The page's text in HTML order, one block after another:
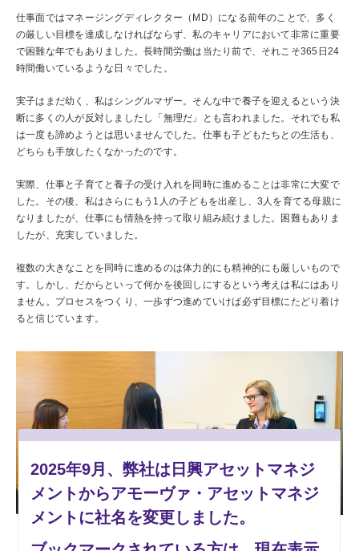
仕事面ではマネージングディレクター（MD）になる前年のことで、多く
の厳しい目標を達成しなければならず、私のキャリアにおいて非常に重要
で困難な年でもありました。長時間労働は当たり前で、それこそ365日24
時間働いているような日々でした。
実子はまだ幼く、私はシングルマザー。そんな中で養子を迎えるという決
断に多くの人が反対しましたし「無理だ」とも言われました。それでも私
は一度も諦めようとは思いませんでした。仕事も子どもたちとの生活も、
どちらも手放したくなかったのです。
実際、仕事と子育てと養子の受け入れを同時に進めることは非常に大変で
した。その後、私はさらにもう1人の子どもを出産し、3人を育てる母親に
なりましたが、仕事にも情熱を持って取り組み続けました。困難もありま
したが、充実していました。
複数の大きなことを同時に進めるのは体力的にも精神的にも厳しいもので
す。しかし、だからといって何かを後回しにするという考えは私にはあり
ません。プロセスをつくり、一歩ずつ進めていけば必ず目標にたどり着け
ると信じています。
2025年9月、弊社は日興アセットマネジ
メントからアモーヴァ・アセットマネジ
メントに社名を変更しました。